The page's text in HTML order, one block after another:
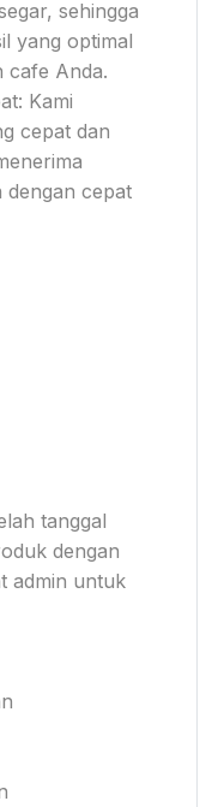
sehingga
yang optimal
cafe Anda.
Kami
cepat dan
cepat
tanggal
dengan
admin untuk